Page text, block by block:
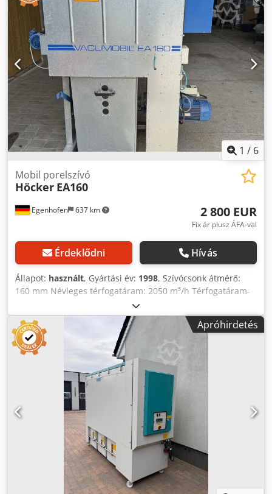
felújították. Műszaki adatok: - RL-125 típusú, tiszta levegőt
szűrő berendezés - 125 mm átmérőjű szívócsatlakozás -
kézi szűrőtisztítás - max. légáramlás: 1900 m³/h Dcjdpfx
Ajzrnqloklek - 200 literes forgácsgyűjtő tartály - 3 kW (4 LE)
motor / 400 volt - H3 minősítéssel! A tiszta levegőt szűrő
berendezés az A-8561 Södingben található, és nyitvatartási
időnkben bármikor megtekinthető. A korábbi eladás jogát
fenntartjuk! Kapcsolódó fogalmak: portalanítás, portalanító
berendezés, tiszta levegőt szűrő berendezés, tiszta levegő,
RL Hivatkozás: R-D1618
1 / 6
Egenhofen 637 km
Mobil porelszívó
Höcker EA160
2 800 EUR
Fix ár plusz ÁFA-val
Érdeklődni Hívás
Állapot: használt, Gyártási év: 1998, Szívócsonk átmérő:
160 mm Névleges térfogatáram: 2050 m³/h Térfogatáram-
ellenőrzés: nyomáskülönbség kijelző Dcedpfx Aozqyyceklsk
Szűrőfelület: Szűrőtisztítás: motoros Motorteljesítmény: 3
kW Gép hossza: Gép szélessége: Gép magassága: Súly: 250
kg
Apróhirdetés